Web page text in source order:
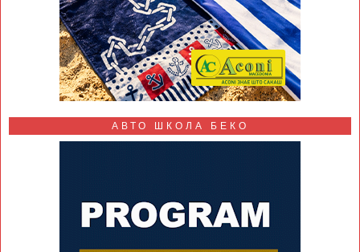
АВТО ШКОЛА БЕКО